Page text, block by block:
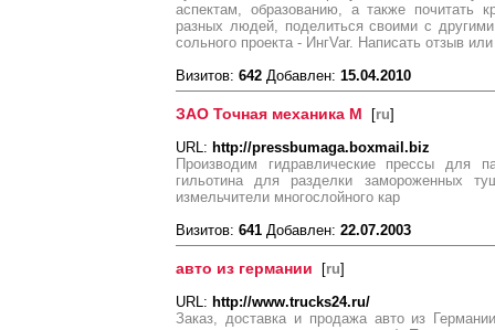
аспектам, образованию, а также почитать
разных людей, поделиться своими с
сольного проекта - ИнгVar. Написать отзыв
Визитов: 642 Добавлен: 15.04.2010
ЗАО Точная механика М [ru]
URL: http://pressbumaga.boxmail.biz
Производим гидравлические прессы для
гильотина для разделки замороженных
измельчители многослойного кар
Визитов: 641 Добавлен: 22.07.2003
авто из германии [ru]
URL: http://www.trucks24.ru/
Заказ, доставка и продажа авто из